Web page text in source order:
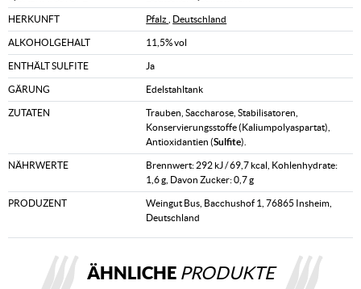
HERKUNFT Pfalz Deutschland
ALKOHOLGEHALT 11,5% vol
ENTHÄLT SULFITE Ja
GÄRUNG Edelstahltank
ZUTATEN
Trauben, Saccharose, Stabilisatoren,
Konservierungsstoffe (Kaliumpolyaspartat),
Antioxidantien (Sulfite).
NÄHRWERTE
Brennwert: 292 kJ / 69,7 kcal, Kohlenhydrate:
1,6 g, Davon Zucker: 0,7 g
PRODUZENT
Weingut Bus, Bacchushof 1, 76865 Insheim,
Deutschland
ÄHNLICHE PRODUKTE